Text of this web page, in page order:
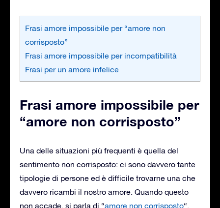
Frasi amore impossibile per “amore non
corrisposto”
Frasi amore impossibile per incompatibilità
Frasi per un amore infelice
Frasi amore impossibile per
“amore non corrisposto”
Una delle situazioni più frequenti è quella del
sentimento non corrisposto: ci sono davvero tante
tipologie di persone ed è difficile trovarne una che
davvero ricambi il nostro amore. Quando questo
non accade, si parla di “amore non corrisposto“.